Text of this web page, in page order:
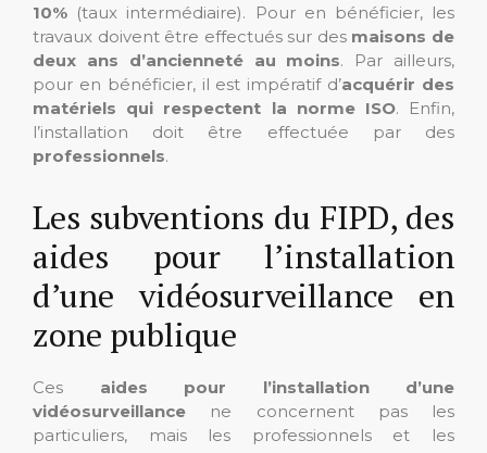
10% (taux intermédiaire). Pour en bénéficier, les
travaux doivent être effectués sur des maisons de
deux ans d’ancienneté au moins. Par ailleurs,
pour en bénéficier, il est impératif d’acquérir des
matériels qui respectent la norme ISO. Enfin,
l’installation doit être effectuée par des
professionnels.
Les subventions du FIPD, des
aides pour l’installation
d’une vidéosurveillance en
zone publique
Ces aides pour l’installation d’une
vidéosurveillance ne concernent pas les
particuliers, mais les professionnels et les